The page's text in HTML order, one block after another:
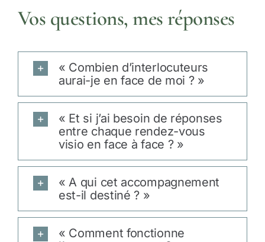
Vos questions, mes réponses
« Combien d’interlocuteurs
aurai-je en face de moi ? »
« Et si j’ai besoin de réponses
entre chaque rendez-vous
visio en face à face ? »
« A qui cet accompagnement
est-il destiné ? »
« Comment fonctionne